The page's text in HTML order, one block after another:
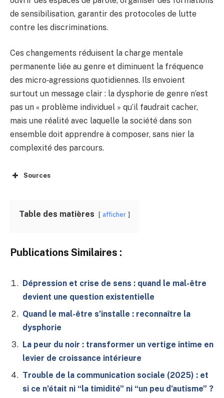
de sensibilisation, garantir des protocoles de lutte
contre les discriminations.
Ces changements réduisent la charge mentale
permanente liée au genre et diminuent la fréquence
des micro‑agressions quotidiennes. Ils envoient
surtout un message clair : la dysphorie de genre n’est
pas un « problème individuel » qu’il faudrait cacher,
mais une réalité avec laquelle la société dans son
ensemble doit apprendre à composer, sans nier la
complexité des parcours.
Sources
Table des matières afficher
Publications Similaires :
Dépression et crise de sens : quand le mal-être
devient une question existentielle
Quand le mal-être s’installe : reconnaître la
dysphorie
La peur du noir : transformer un vertige intime en
levier de croissance intérieure
Trouble de la communication sociale (2025) : et
si ce n’était ni “la timidité” ni “un peu d’autisme” ?